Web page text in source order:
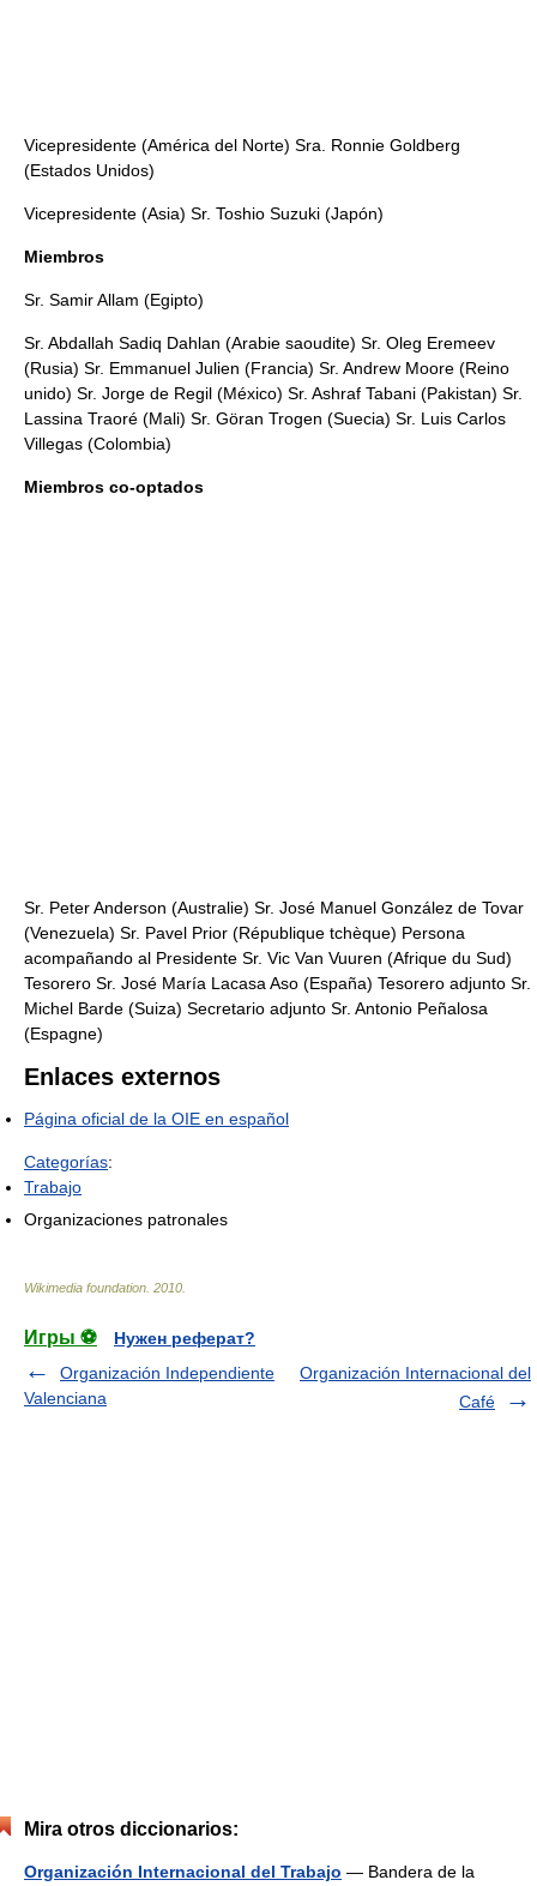
Vicepresidente (América del Norte) Sra. Ronnie Goldberg
(Estados Unidos)
Vicepresidente (Asia) Sr. Toshio Suzuki (Japón)
Miembros
Sr. Samir Allam (Egipto)
Sr. Abdallah Sadiq Dahlan (Arabie saoudite) Sr. Oleg Eremeev
(Rusia) Sr. Emmanuel Julien (Francia) Sr. Andrew Moore (Reino
unido) Sr. Jorge de Regil (México) Sr. Ashraf Tabani (Pakistan) Sr.
Lassina Traoré (Mali) Sr. Göran Trogen (Suecia) Sr. Luis Carlos
Villegas (Colombia)
Miembros co-optados
Sr. Peter Anderson (Australie) Sr. José Manuel González de Tovar
(Venezuela) Sr. Pavel Prior (République tchèque) Persona
acompañando al Presidente Sr. Vic Van Vuuren (Afrique du Sud)
Tesorero Sr. José María Lacasa Aso (España) Tesorero adjunto Sr.
Michel Barde (Suiza) Secretario adjunto Sr. Antonio Peñalosa
(Espagne)
Enlaces externos
Página oficial de la OIE en español
Categorías:
Trabajo
Organizaciones patronales
Wikimedia foundation 2010
Игры ⚽
Нужен реферат?
Organización Independiente
Valenciana
Organización Internacional del
Café
Mira otros diccionarios:
Organización Internacional del Trabajo — Bandera de la